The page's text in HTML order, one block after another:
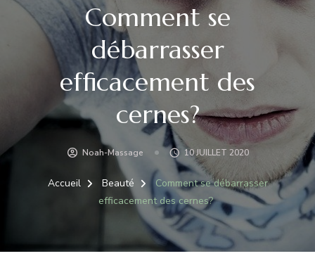
Comment se
débarrasser
efficacement des
cernes?
Noah-Massage 10 JUILLET 2020
Accueil Beauté
Comment se débarrasser
efficacement des cernes?